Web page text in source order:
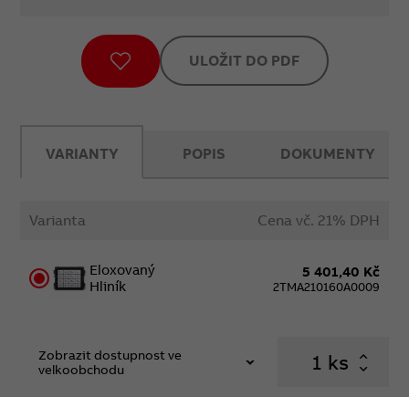
ULOŽIT DO PDF
VARIANTY
Varianta Cena vč. 21% DPH
Eloxovaný
Hliník
5 401,40 Kč
2TMA210160A0009
Zobrazit dostupnost ve
velkoobchodu
ks
POPIS DOKUMENTY